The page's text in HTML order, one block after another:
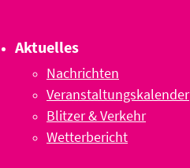
Aktuelles
Nachrichten
Veranstaltungskalender
Blitzer & Verkehr
Wetterbericht